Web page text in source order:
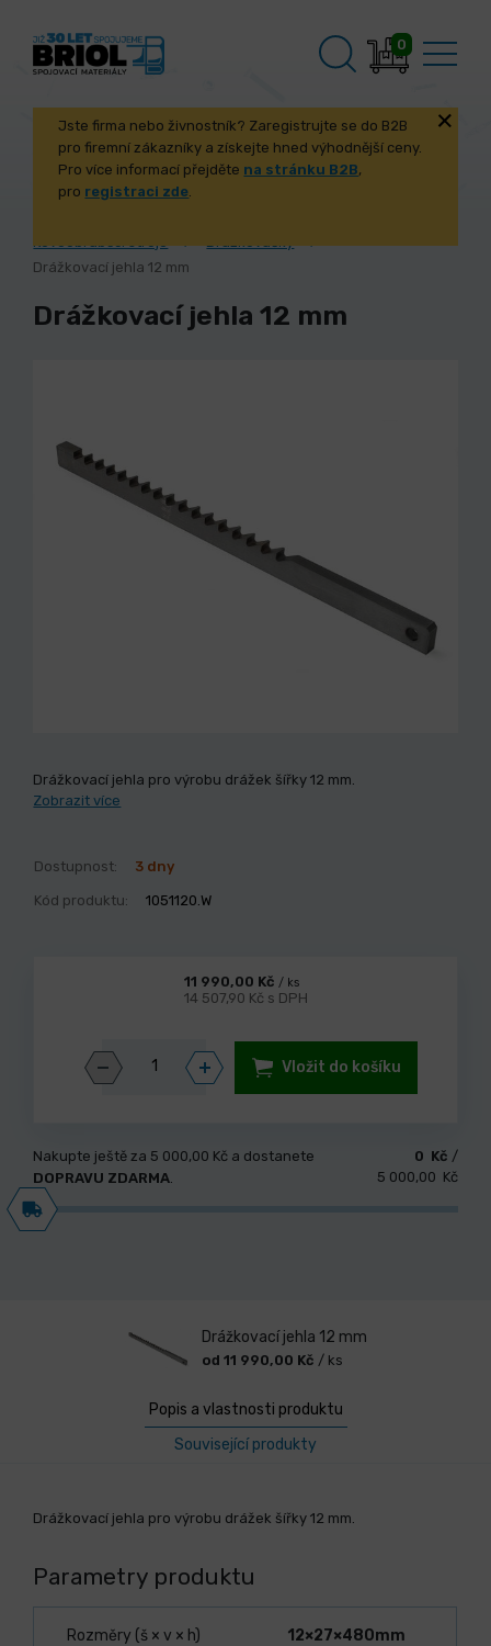
0
Jste firma nebo živnostník? Zaregistrujte se do B2B
pro firemní zákazníky a získejte hned výhodnější ceny.
Pro více informací přejděte na stránku B2B,
pro registraci zde.
Kovoobráběcí stroje
Drážkovačky
Drážkovací jehla 12 mm
Drážkovací jehla 12 mm
Drážkovací jehla pro výrobu drážek šířky 12 mm.
Zobrazit více
Dostupnost: 3 dny
Kód produktu: 1051120.W
11 990,00 Kč / ks
14 507,90 Kč s DPH
Vložit do košíku
Nakupte ještě za 5 000,00 Kč a dostanete
DOPRAVU ZDARMA.
0 Kč /
5 000,00 Kč
Drážkovací jehla 12 mm
od 11 990,00 Kč / ks
Popis a vlastnosti produktu
Související produkty
Drážkovací jehla pro výrobu drážek šířky 12 mm.
Parametry produktu
Rozměry (š × v × h) 12×27×480mm